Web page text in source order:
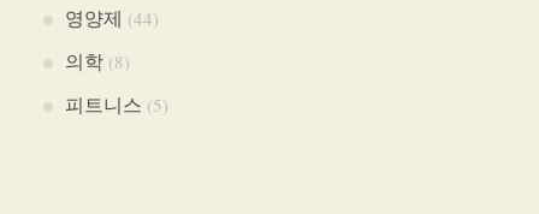
영양제 (44)
의학(8)
피트니스 (5)